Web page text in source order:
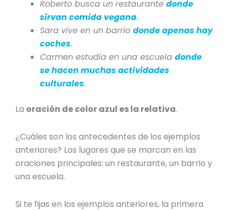
Roberto busca un restaurantedonde
sirvan comida vegana.
Sara vive en un barriodonde apenas hay
coches.
Carmen estudia en una escueladonde
se hacen muchas actividades
culturales.
La oración de color azul es la relativa.
¿Cuáles son los antecedentes de los ejemplos
anteriores? Los lugares que se marcan en las
oraciones principales: un restaurante, un barrio y
una escuela.
Si te fijas en los ejemplos anteriores, la primera